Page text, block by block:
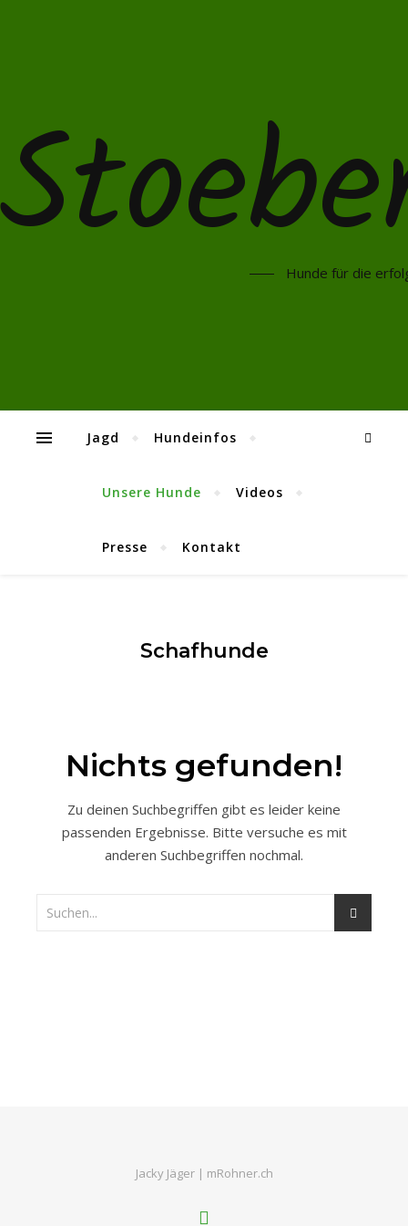
Hunde für die
Jagd Hundeinfos
Unsere Hunde Videos
Presse Kontakt
Schafhunde
Nichts gefunden!
Zu deinen Suchbegriffen gibt es leider keine
passenden Ergebnisse. Bitte versuche es mit
anderen Suchbegriffen nochmal.
Jacky Jäger | mRohner.ch